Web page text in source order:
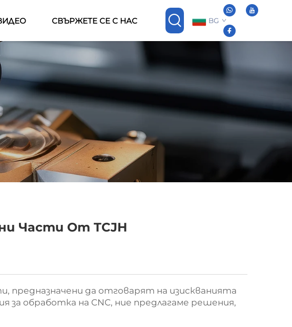
СВЪРЖЕТЕ СЕ С НАС BG
Части От TCJH
предназначени да отговарят на изискванията
обработка на CNC, ние предлагаме решения,